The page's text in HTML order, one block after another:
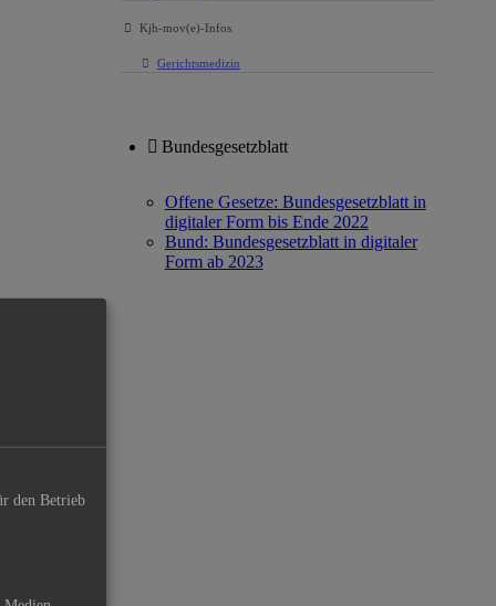
Kjh-mov(e)-Infos
Gerichtsmedizin
Bundesgesetzblatt
Offene Gesetze: Bundesgesetzblatt in
digitaler Form bis Ende 2022
Bund: Bundesgesetzblatt in digitaler
Form ab 2023
den Betrieb